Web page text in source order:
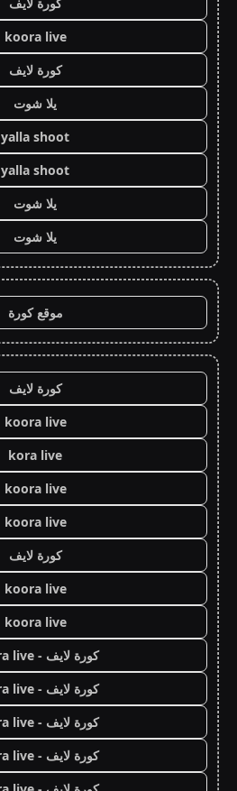
koora live
كورة لايف
يلا شوت
yalla shoot
yalla shoot
يلا شوت
يلا شوت
موقع كورة
كورة لايف
koora live
kora live
koora live
koora live
كورة لايف
koora live
koora live
كورة لايف - koora live
كورة لايف - koora live
كورة لايف - koora live
كورة لايف - koora live